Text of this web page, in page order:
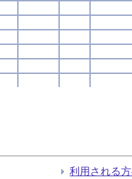
利用される